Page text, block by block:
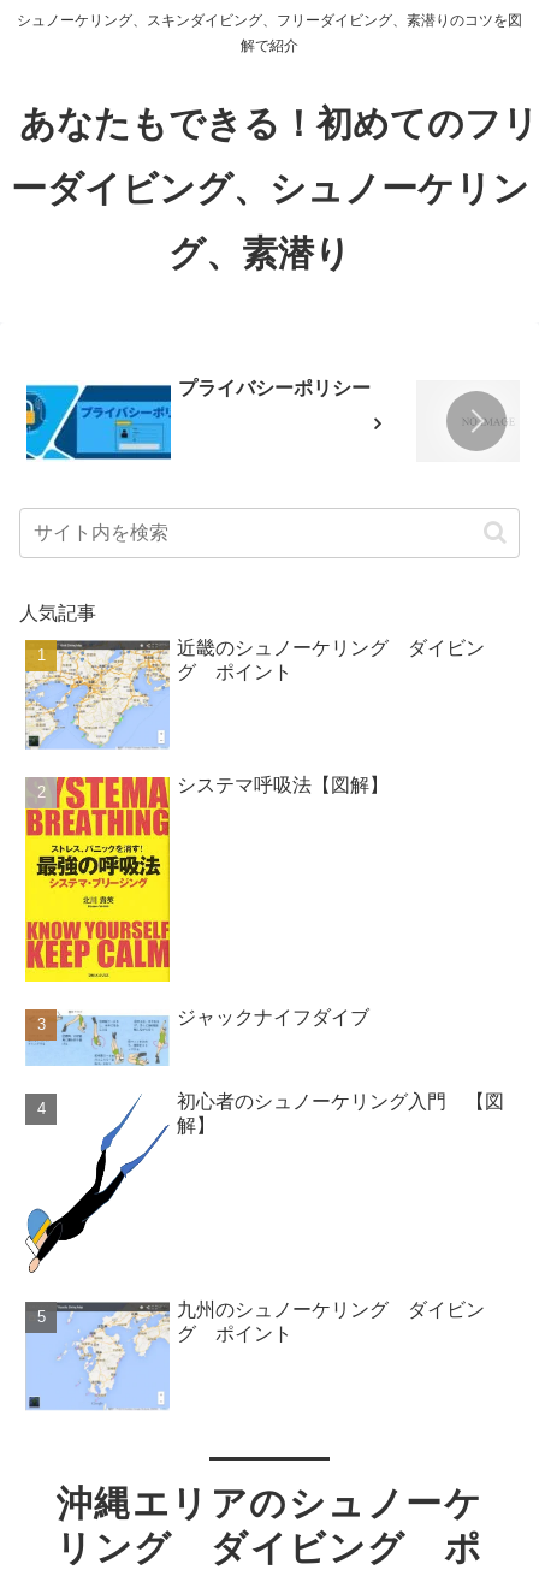
シュノーケリング、スキンダイビング、フリーダイビング、素潜りのコツを図
解で紹介
あなたもできる！初めてのフリ
ーダイビング、シュノーケリン
グ、素潜り
プライバシーポリシー
人気記事
近畿のシュノーケリング ダイビン
グ ポイント
システマ呼吸法【図解】
ジャックナイフダイブ
初心者のシュノーケリング入門 【図
解】
九州のシュノーケリング ダイビン
グ ポイント
沖縄エリアのシュノーケ
リング ダイビング ポ